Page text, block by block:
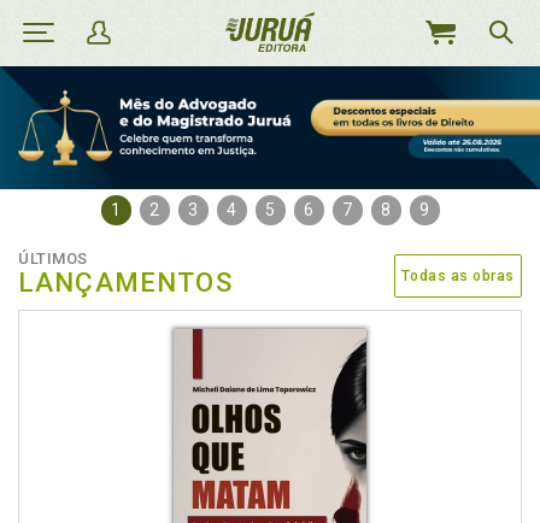
MEU
1 2 3 4 5 6 7 8 9
ÚLTIMOS
LANÇAMENTOS Todas as obras